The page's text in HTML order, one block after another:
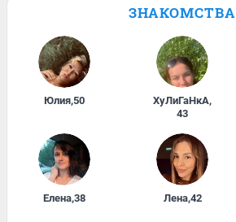
ЗНАКОМСТВА
Юлия,50 ХуЛиГаНкА,
43
Елена,38 Лена,42